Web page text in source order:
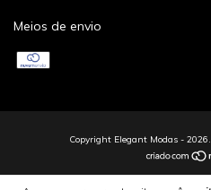
Meios de envio
Copyright Elegant Modas -